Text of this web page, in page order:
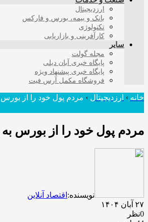
ارزدیجیتال
بانک و بیمه، بورس و فارکس
تکنولوژی
کارآفرینی و بازاریابی
سایر
مجله گولت
پایگاه خبری آبان دیلی
پایگاه خبری پیشنهاد ویژه
فروشگاه مکمل آرس فیت
خانه › ارزدیجیتال › مردم پول خود را از بورس
مردم پول خود را از بورس به
نویسنده: اقتصاد آنلاین
۲۷ آبان ۱۴۰۴
0نظر